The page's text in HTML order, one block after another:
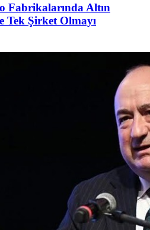
Fabrikalarında Altın
Tek Şirket Olmayı